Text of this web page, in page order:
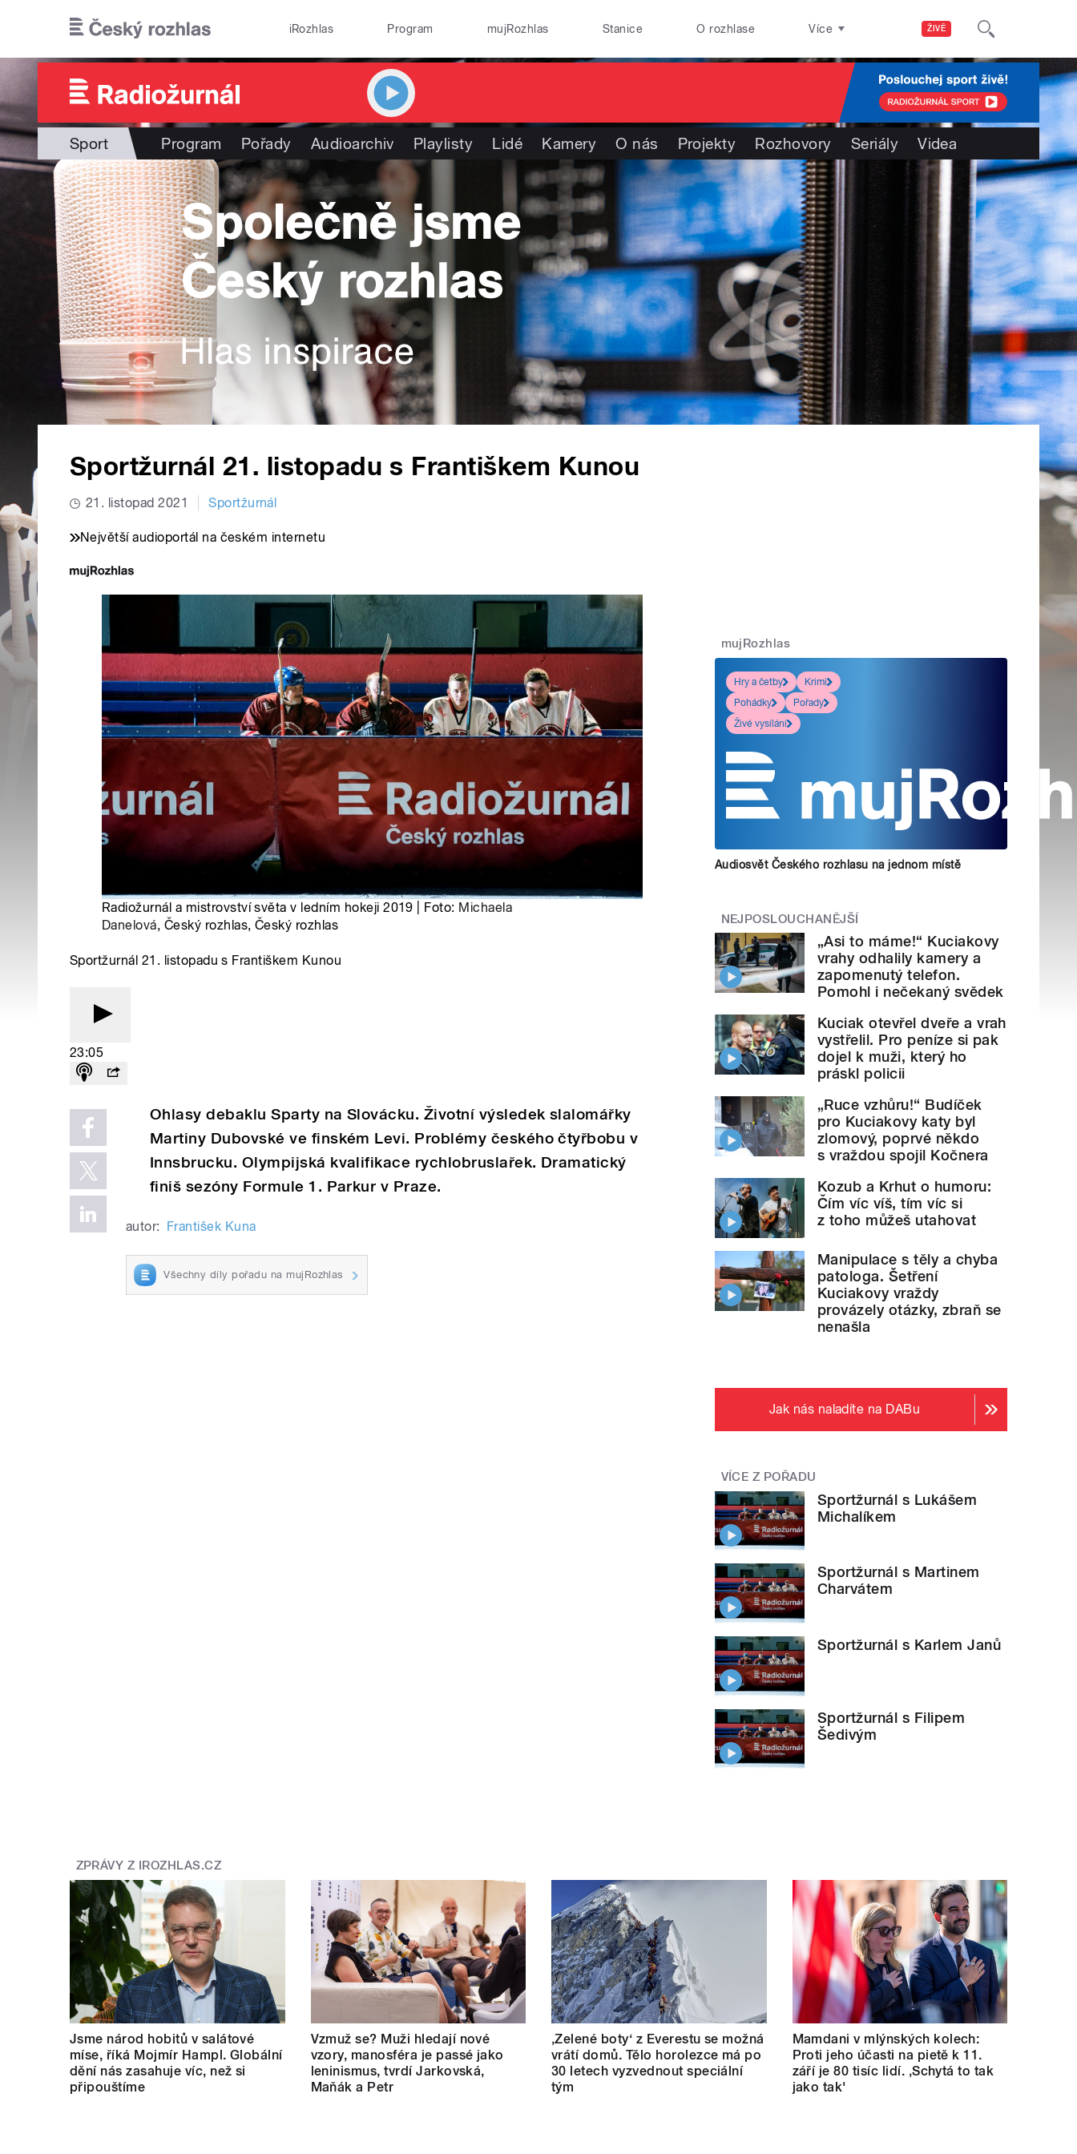
ŽIVĚ
iRozhlas Program mujRozhlas Stanice O rozhlase Více
Sport Program Pořady Audioarchiv Playlisty Lidé Kamery O nás Projekty Rozhovory Seriály Videa
Sportžurnál 21. listopadu s Františkem Kunou
21. listopad 2021 Sportžurnál
Největší audioportál na českém internetu
Radiožurnál a mistrovství světa v ledním hokeji 2019 | Foto: Michaela
Danelová, Český rozhlas, Český rozhlas
Sportžurnál 21. listopadu s Františkem Kunou
23:05
Ohlasy debaklu Sparty na Slovácku. Životní výsledek slalomářky
Martiny Dubovské ve finském Levi. Problémy českého čtyřbobu v
Innsbrucku. Olympijská kvalifikace rychlobruslařek. Dramatický
finiš sezóny Formule 1. Parkur v Praze.
autor: František Kuna
Všechny díly pořadu na mujRozhlas
mujRozhlas
Hry a četby
Krimi
Pohádky
Pořady
Živé vysílání
Audiosvět Českého rozhlasu na jednom místě
NEJPOSLOUCHANĚJŠÍ
„Asi to máme!“ Kuciakovy
vrahy odhalily kamery a
zapomenutý telefon.
Pomohl i nečekaný svědek
Kuciak otevřel dveře a vrah
vystřelil. Pro peníze si pak
dojel k muži, který ho
práskl policii
„Ruce vzhůru!“ Budíček
pro Kuciakovy katy byl
zlomový, poprvé někdo
s vraždou spojil Kočnera
Kozub a Krhut o humoru:
Čím víc víš, tím víc si
z toho můžeš utahovat
Manipulace s těly a chyba
patologa. Šetření
Kuciakovy vraždy
provázely otázky, zbraň se
nenašla
Jak nás naladíte na DABu
VÍCE Z POŘADU
Sportžurnál s Lukášem
Michalíkem
Sportžurnál s Martinem
Charvátem
Sportžurnál s Karlem Janů
Sportžurnál s Filipem
Šedivým
ZPRÁVY Z IROZHLAS.CZ
Jsme národ hobitů v salátové
míse, říká Mojmír Hampl. Globální
dění nás zasahuje víc, než si
připouštíme
Vzmuž se? Muži hledají nové
vzory, manosféra je passé jako
leninismus, tvrdí Jarkovská,
Maňák a Petr
‚Zelené boty‘ z Everestu se možná
vrátí domů. Tělo horolezce má po
30 letech vyzvednout speciální
tým
Mamdani v mlýnských kolech:
Proti jeho účasti na pietě k 11.
září je 80 tisíc lidí. ‚Schytá to tak
jako tak'